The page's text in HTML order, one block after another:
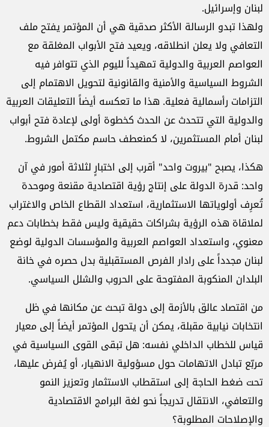
لبنان وإسرائيل.
ولهذا تبدو الرسالة الأكثر صدقية هي أن المؤتمر يفتح ملف
التعافي ولا يعلن انطلاقه، ويعيد فتح الأبواب المغلقة مع
العواصم العربية والدولية تمهيداً لليوم الذي تتوافر فيه
الشروط السياسية والأمنية والقانونية لتحويل الاهتمام إلى
التزامات رأسمالية فعلية. هذا ما تعكسه أيضاً التعليقات العربية
والدولية التي تتحدث عن الحدث كخطوة أولى لإعادة فتح أبواب
لبنان أمام المستثمرين، لا كمنعطف حاسم مكتمل الشروط.
هكذا، يصبح "بيروت واحد" أقرب إلى اختبارٍ لثلاثة أمور في آن
واحد: قدرة الدولة على إنتاج رؤية اقتصادية مقنعة وموحدة
تُعرِف أولوياتها الاستثمارية، استعداد القطاع الخاص والاغتراب
لملاقاة هذه الرؤية بشراكات حقيقية وليس فقط بخطابات دعم
معنوي، واستعداد العواصم العربية والمؤسسات الدولية لوضع
لبنان مجدداً على رادار الفرص المستقبلية بدل حصره في خانة
البلدان المنكوبة المفتوحة على الحروب والشلل السياسي.
من اقتصاد عالق بالأزمة إلى دولة تبحث عن مكانها في ظل
انتخابات نيابية مقبلة، يمكن أن يتحول المؤتمر أيضاً إلى معيار
قياس للخطاب الداخلي نفسه: هل تبقى القوى السياسية في
مربّع تبادل الاتهامات حول مسؤولية الانهيار، أو يُفرض عليها،
تحت ضغط الحاجة إلى استقطاب الاستثمار وتعزيز النمو
والتعافي، الانتقال تدريجاً نحو لغة البرامج الاقتصادية
والإصلاحات المطلوبة؟